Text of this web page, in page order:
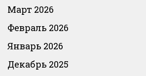
Март 2026
Февраль 2026
Январь 2026
Декабрь 2025